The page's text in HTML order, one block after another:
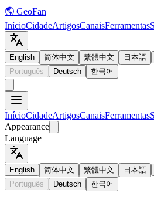
🌎 GeoFan
InícioCidadeArtigosCanaisFerramentas
English 简体中文 繁體中文 日本語
Português
Deutsch 한국어
InícioCidadeArtigosCanaisFerramentas
Appearance
Language
English 简体中文 繁體中文 日本語
Português
Deutsch 한국어